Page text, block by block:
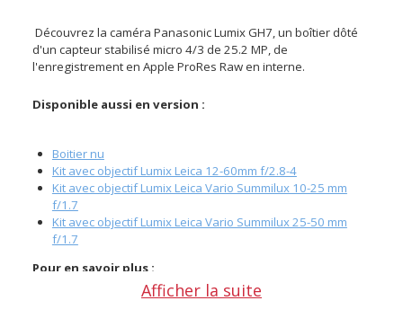
Découvrez la caméra Panasonic Lumix GH7, un boîtier dôté
d'un capteur stabilisé micro 4/3 de 25.2 MP, de
l'enregistrement en Apple ProRes Raw en interne.
Disponible aussi en version :
Boitier nu
Kit avec objectif Lumix Leica 12-60mm f/2.8-4
Kit avec objectif Lumix Leica Vario Summilux 10-25 mm
f/1.7
Kit avec objectif Lumix Leica Vario Summilux 25-50 mm
f/1.7
Pour en savoir plus :
Afficher la suite